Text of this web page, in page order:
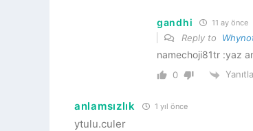
gandhi 11 ay önce
Reply to
namechoji81tr :yaz
0 Yanıtla
anlamsızlık 1 yıl önce
ytulu.culer